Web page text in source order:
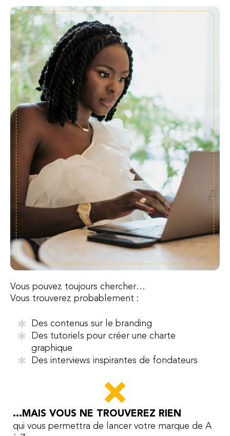
Vous pouvez toujours chercher…
Vous trouverez probablement :
Des contenus sur le branding
Des tutoriels pour créer une charte
graphique
Des interviews inspirantes de fondateurs
...MAIS VOUS NE TROUVEREZ RIEN
qui vous permettra de lancer votre marque de A